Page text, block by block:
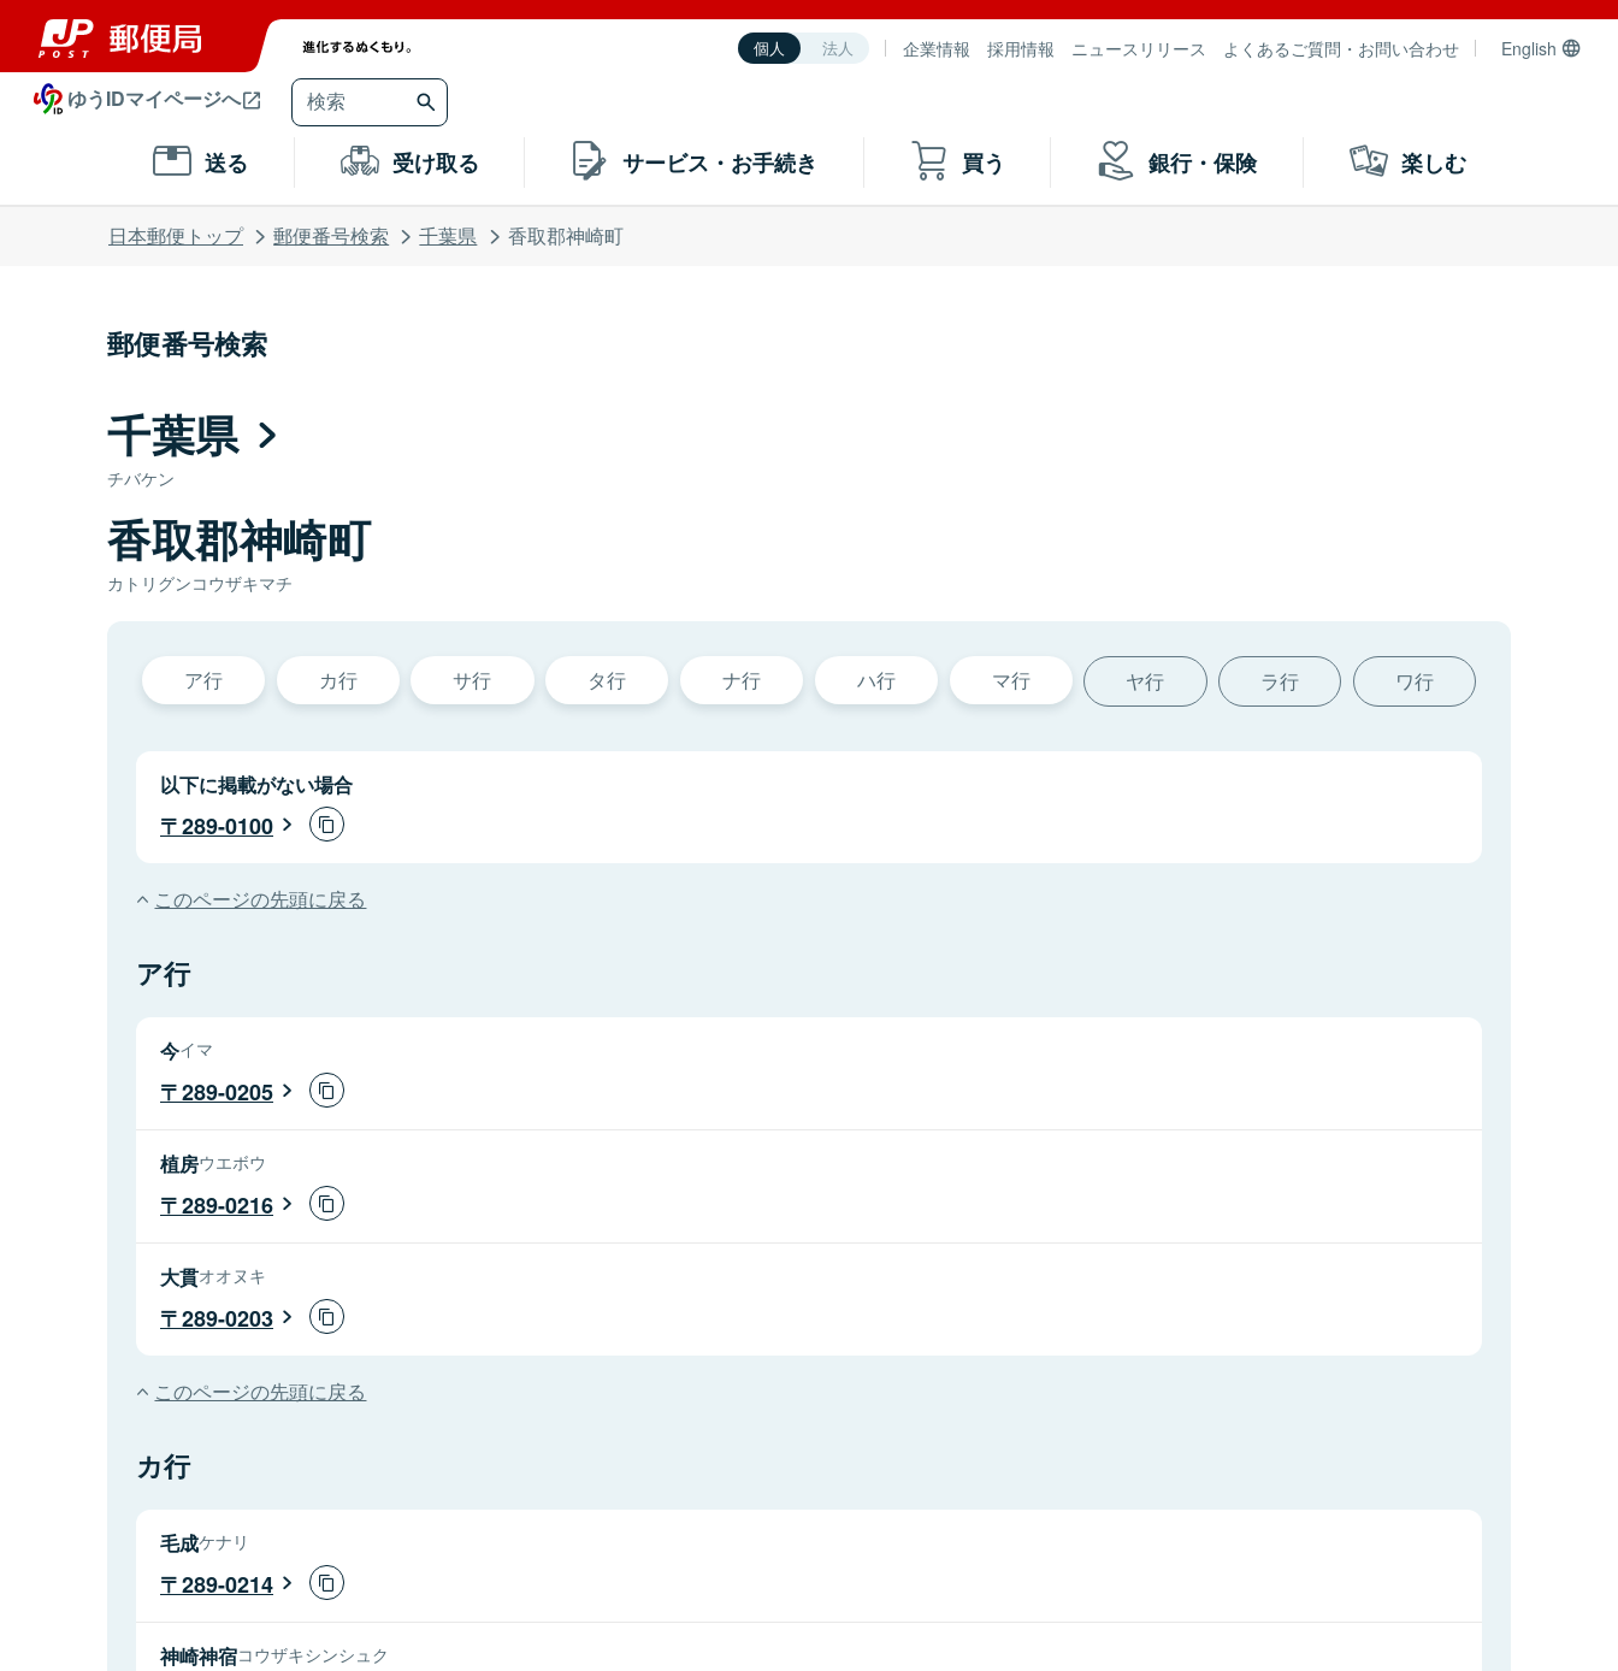
個人 法人 企業情報 採用情報 ニュースリリース よくあるご質問・お問い合わせ English
ゆうIDマイページへ
送る 受け取る サービス・お手続き 買う 銀行・保険 楽しむ
日本郵便トップ 郵便番号検索 千葉県 香取郡神崎町
郵便番号検索
千葉県
チバケン
香取郡神崎町
カトリグンコウザキマチ
ア行 カ行 サ行 タ行 ナ行 ハ行 マ行 ヤ行 ラ行 ワ行
以下に掲載がない場合
289-0100
このページの先頭に戻る
ア行
今イマ
289-0205
植房ウエボウ
289-0216
大貫オオヌキ
289-0203
このページの先頭に戻る
カ行
毛成ケナリ
289-0214
神崎神宿コウザキシンシュク